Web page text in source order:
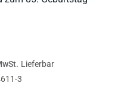
Lieferbar
3